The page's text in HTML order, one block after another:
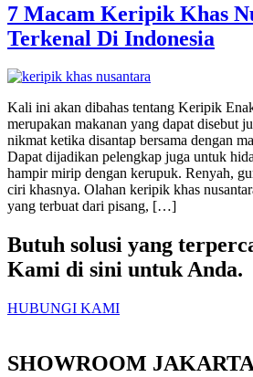
7 Macam Keripik Khas
Terkenal Di Indonesia
Kali ini akan dibahas tentang Keripik
merupakan makanan yang dapat disebut
nikmat ketika disantap bersama dengan
Dapat dijadikan pelengkap juga untuk
hampir mirip dengan kerupuk. Renyah,
ciri khasnya. Olahan keripik khas
yang terbuat dari pisang, […]
Butuh solusi yang
Kami di sini untuk Anda.
HUBUNGI KAMI
SHOWROOM JAKARTA